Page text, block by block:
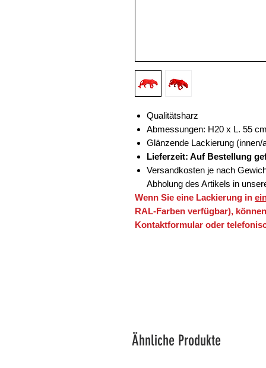
Qualitätsharz
Abmessungen: H20 x L. 55 cm
Glänzende Lackierung
Lieferzeit: Auf Bestellung
Versandkosten je nach
Abholung des Artikels in
Wenn Sie eine Lackierung in
RAL-Farben verfügbar),
Kontaktformular oder
Ähnliche Produkte